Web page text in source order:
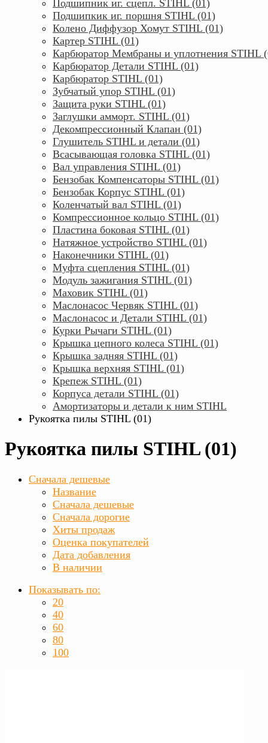
Подшипник иг. сцепл. STIHL (01)
Подшипкик иг. поршня STIHL (01)
Колено Диффузор Хомут STIHL (01)
Картер STIHL (01)
Карбюратор Мембраны и уплотнения STIHL
Карбюратор Детали STIHL (01)
Карбюратор STIHL (01)
Зубчатый упор STIHL (01)
Защита руки STIHL (01)
Заглушки амморт. STIHL (01)
Декомпрессионный Клапан (01)
Глушитель STIHL и детали (01)
Всасывающая головка STIHL (01)
Вал управления STIHL (01)
Бензобак Компенсаторы STIHL (01)
Бензобак Корпус STIHL (01)
Коленчатый вал STIHL (01)
Компрессионное кольцо STIHL (01)
Пластина боковая STIHL (01)
Натяжное устройство STIHL (01)
Наконечники STIHL (01)
Муфта сцепления STIHL (01)
Модуль зажигания STIHL (01)
Маховик STIHL (01)
Маслонасос Червяк STIHL (01)
Маслонасос и Детали STIHL (01)
Курки Рычаги STIHL (01)
Крышка цепного колеса STIHL (01)
Крышка задняя STIHL (01)
Крышка верхняя STIHL (01)
Крепеж STIHL (01)
Корпуса детали STIHL (01)
Амортизаторы и детали к ним STIHL
Рукоятка пилы STIHL (01)
Рукоятка пилы STIHL (01)
Сначала дешевые
Название
Сначала дешевые
Сначала дорогие
Хиты продаж
Оценка покупателей
Дата добавления
В наличии
Показывать по:
20
40
60
80
100